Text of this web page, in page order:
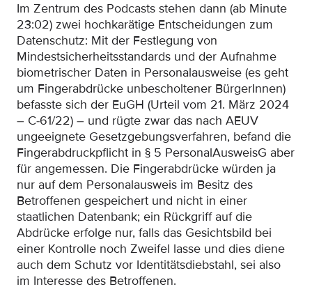
Im Zentrum des Podcasts stehen dann (ab Minute
23:02) zwei hochkarätige Entscheidungen zum
Datenschutz: Mit der Festlegung von
Mindestsicherheitsstandards und der Aufnahme
biometrischer Daten in Personalausweise (es geht
um Fingerabdrücke unbescholtener BürgerInnen)
befasste sich der EuGH (Urteil vom 21. März 2024
– C-61/22) – und rügte zwar das nach AEUV
ungeeignete Gesetzgebungsverfahren, befand die
Fingerabdruckpflicht in § 5 PersonalAusweisG aber
für angemessen. Die Fingerabdrücke würden ja
nur auf dem Personalausweis im Besitz des
Betroffenen gespeichert und nicht in einer
staatlichen Datenbank; ein Rückgriff auf die
Abdrücke erfolge nur, falls das Gesichtsbild bei
einer Kontrolle noch Zweifel lasse und dies diene
auch dem Schutz vor Identitätsdiebstahl, sei also
im Interesse des Betroffenen.